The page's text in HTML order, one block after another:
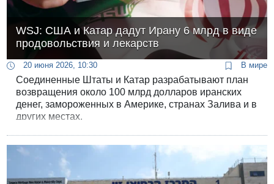
WSJ: США и Катар дадут Ирану 6 млрд в виде
продовольствия и лекарств
20 июня 2026, 10:30 В мире
Соединенные Штаты и Катар разрабатывают план
возвращения около 100 млрд долларов иранских
денег, замороженных в Америке, странах Залива и в
других местах.